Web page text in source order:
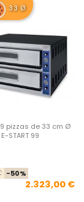
33 Ø
pizzas de 33 cm Ø
E-START 99
-50%
2.323,00 €